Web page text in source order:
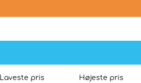
Laveste pris Højeste pris